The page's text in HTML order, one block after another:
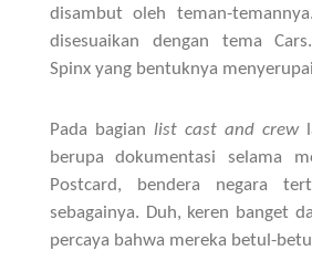
disambut oleh teman-
disesuaikan dengan tema
Spinx yang bentuknya
Pada bagian list cast and crew
berupa dokumentasi selama
Postcard, bendera negara
sebagainya. Duh, keren banget
percaya bahwa mereka betul-